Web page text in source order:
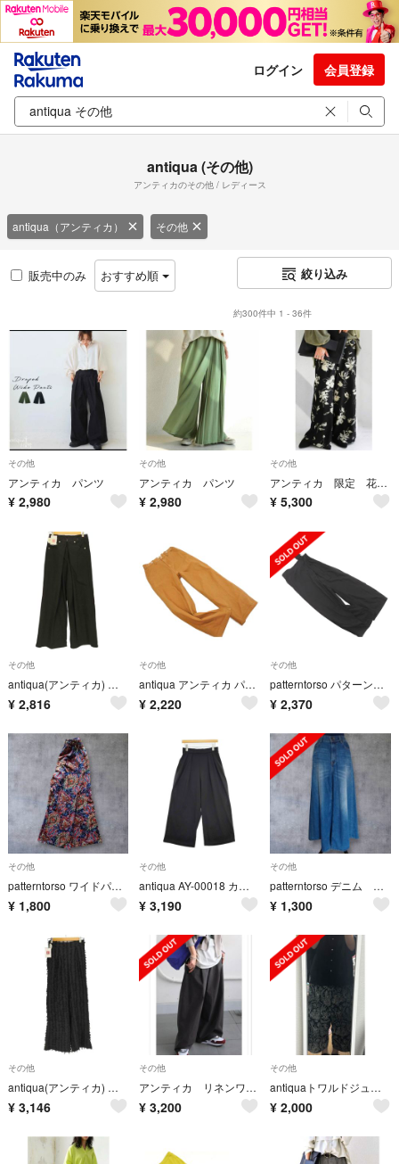
ログイン 会員登録
antiqua (その他)
アンティカのその他 / レディース
antiqua（アンティカ） その他
販売中のみ おすすめ順 絞り込み
約300件中 1 - 36件
その他
アンティカ パンツ
¥ 2,980
その他
アンティカ パンツ
¥ 2,980
その他
アンティカ 限定 花柄 ボタニカル ワイドパンツ
¥ 5,300
その他
antiqua(アンティカ) フロントタック ツイルパンツ レディース パンツ
¥ 2,816
その他
antiqua アンティカ パターントルソ ワイド パンツ キャメル ■■ レディース
¥ 2,220
その他
patterntorso パターントルソ アンティカ リネン混 ワンショルダー ワイド パンツ sizeF/黒 ■■ レディース
¥ 2,370
その他
patterntorso ワイドパンツ
¥ 1,800
その他
antiqua AY-00018 カットジョーゼット2タックワイドパンツ サイズF パンツ ブラック レディース アンティカ【中古】6-0625G∞
¥ 3,190
その他
patterntorso デニム スカートライクワイドパンツ
¥ 1,300
その他
antiqua(アンティカ) フリンジ ワイドパンツ レディース パンツ
¥ 3,146
その他
アンティカ リネンワイドタックパンツ
¥ 3,200
その他
antiquaトワルドジュイ柄ワイドパンツ
¥ 2,000